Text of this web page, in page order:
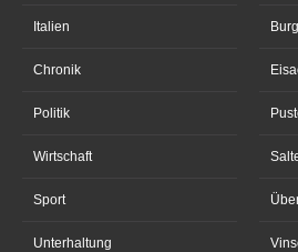
Italien
Chronik
Politik
Wirtschaft
Sport
Unterhaltung